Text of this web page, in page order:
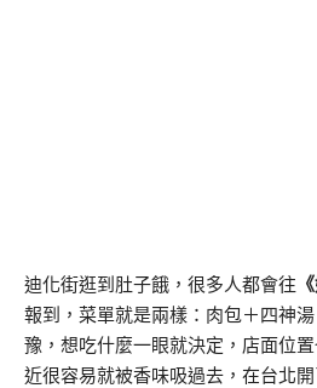
迪化街逛到肚子餓，很多人都會往
報到，菜單就是兩樣：肉包＋四神
豫，想吃什麼一眼就決定，店面位
近很容易就被香味吸過去，在台北